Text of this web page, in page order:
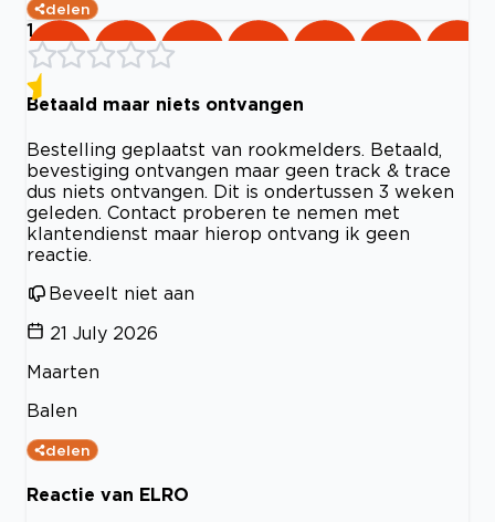
delen
1
Betaald maar niets ontvangen
Bestelling geplaatst van rookmelders. Betaald,
bevestiging ontvangen maar geen track & trace
dus niets ontvangen. Dit is ondertussen 3 weken
geleden. Contact proberen te nemen met
klantendienst maar hierop ontvang ik geen
reactie.
Beveelt niet aan
21 July 2026
Maarten
Balen
delen
Reactie van ELRO